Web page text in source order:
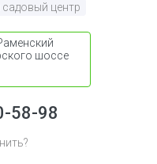
центр
шоссе
58-98